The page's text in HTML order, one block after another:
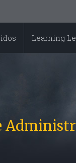
Learning